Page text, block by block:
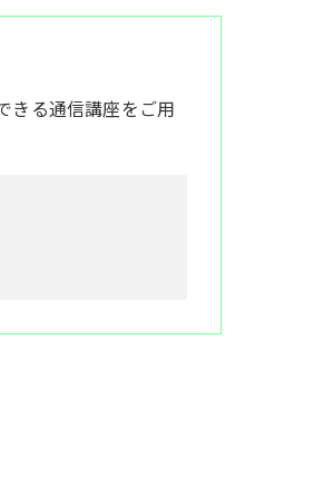
きる通信講座をご用